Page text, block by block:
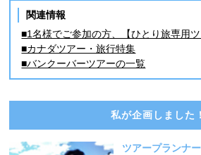
関連情報
■1名様でご参加の方、【ひとり旅専用
■カナダツアー・旅行特集
■バンクーバーツアーの一覧
私が企画しました！
ツアープランナー